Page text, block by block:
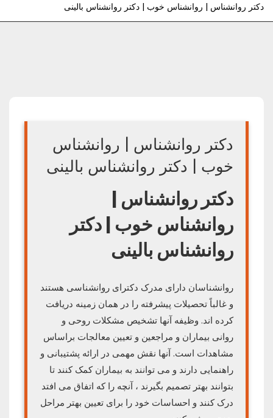
دکتر روانشناس | روانشناس خوب | دکتر روانشناس بالینی
دکتر روانشناس | روانشناس
خوب | دکتر روانشناس بالینی
دکتر روانشناس |
روانشناس خوب | دکتر
روانشناس بالینی
روانشناسان دارای مدرک دکترای روانشناسی هستند
و غالباً تحصیلات پیشرفته را در همان زمینه دریافت
کرده اند. وظیفه آنها تشخیص مشکلات روحی و
روانی بیماران و مراجعین و تعیین معالجات براساس
مشاهدات است. آنها نقش مهمی در ارائه پشتیبانی و
راهنمایی دارند و می توانند به بیماران کمک کنند تا
بتوانند بهتر تصمیم بگیرند ، آنچه را که اتفاق می افتد
درک کنند و احساسات خود را برای تعیین بهتر مراحل